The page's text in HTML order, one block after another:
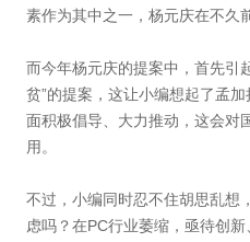
素作为其中之一，杨元庆在不久
而今年杨元庆的提案中，首先引
贫”的提案，这让小编想起了孟
面积极倡导、大力推动，这会对
用。
不过，小编同时忍不住胡思乱想
虑吗？在PC行业萎缩，亟待创